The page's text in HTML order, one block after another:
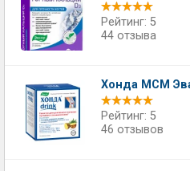
Рейтинг: 5
44 отзыва
Хонда МСМ
Рейтинг: 5
46 отзывов